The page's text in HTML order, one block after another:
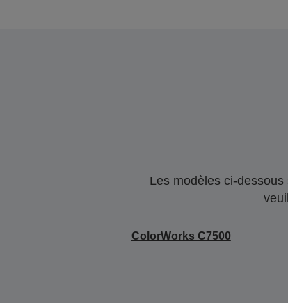
Les modèles ci-
ColorWorks C7500